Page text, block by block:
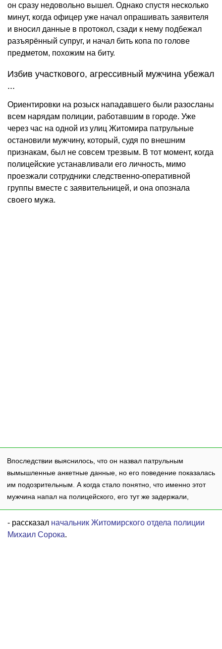
он сразу недовольно вышел. Однако спустя несколько
минут, когда офицер уже начал опрашивать заявителя
и вносил данные в протокол, сзади к нему подбежал
разъярённый супруг, и начал бить копа по голове
предметом, похожим на биту.
Избив участкового, агрессивный мужчина убежал
...
Ориентировки на розыск нападавшего были разосланы
всем нарядам полиции, работавшим в городе. Уже
через час на одной из улиц Житомира патрульные
остановили мужчину, который, судя по внешним
признакам, был не совсем трезвым. В тот момент, когда
полицейские устанавливали его личность, мимо
проезжали сотрудники следственно-оперативной
группы вместе с заявительницей, и она опознала
своего мужа.
Впоследствии выяснилось, что он назвал патрульным
вымышленные анкетные данные, но его поведение показалась
им подозрительным. А когда стало понятно, что именно этот
мужчина напал на полицейского, его тут же задержали,
- рассказал начальник Житомирского отдела полиции
Михаил Сорока.